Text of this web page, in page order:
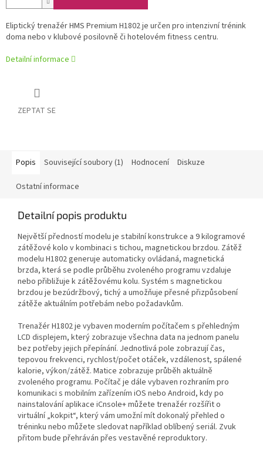
Eliptický trenažér HMS Premium H1802 je určen pro intenzivní trénink
doma nebo v klubové posilovně či hotelovém fitness centru.
Detailní informace
ZEPTAT SE
Popis Související soubory (1) Hodnocení Diskuze
Ostatní informace
Detailní popis produktu
Největší předností modelu je stabilní konstrukce a 9 kilogramové
zátěžové kolo v kombinaci s tichou, magnetickou brzdou. Zátěž
modelu H1802 generuje automaticky ovládaná, magnetická
brzda, která se podle průběhu zvoleného programu vzdaluje
nebo přibližuje k zátěžovému kolu. Systém s magnetickou
brzdou je bezúdržbový, tichý a umožňuje přesné přizpůsobení
zátěže aktuálním potřebám nebo požadavkům.
Trenažér H1802 je vybaven moderním počítačem s přehledným
LCD displejem, který zobrazuje všechna data na jednom panelu
bez potřeby jejich přepínání. Jednotlivá pole zobrazují čas,
tepovou frekvenci, rychlost/počet otáček, vzdálenost, spálené
kalorie, výkon/zátěž. Matice zobrazuje průběh aktuálně
zvoleného programu. Počítač je dále vybaven rozhraním pro
komunikaci s mobilním zařízením iOS nebo Android, kdy po
nainstalování aplikace iCnsole+ můžete trenažér rozšířit o
virtuální „kokpit“, který vám umožní mít dokonalý přehled o
tréninku nebo můžete sledovat například oblíbený seriál. Zvuk
přitom bude přehráván přes vestavěné reproduktory.